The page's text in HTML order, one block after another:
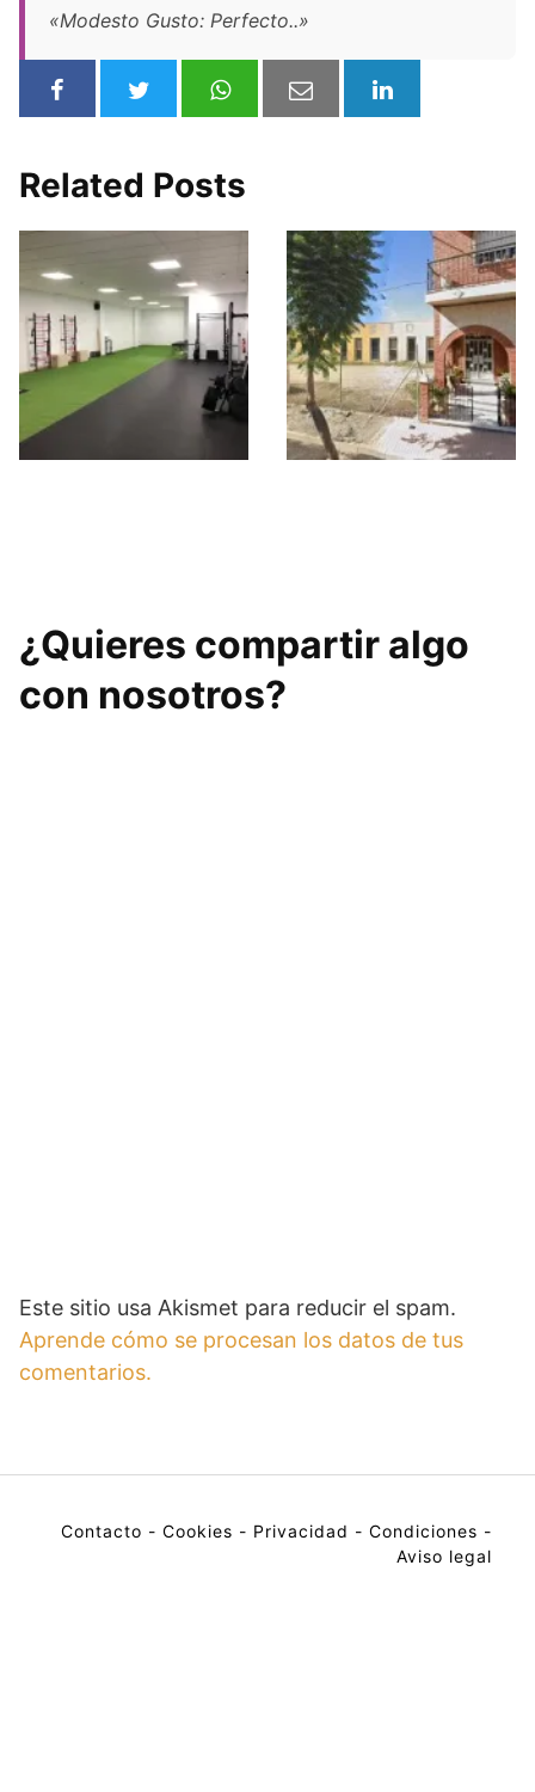
«Modesto Gusto: Perfecto..»
Related Posts
¿Quieres compartir algo
con nosotros?
Este sitio usa Akismet para reducir el spam.
Aprende cómo se procesan los datos de tus
comentarios.
Contacto - Cookies - Privacidad - Condiciones -
Aviso legal